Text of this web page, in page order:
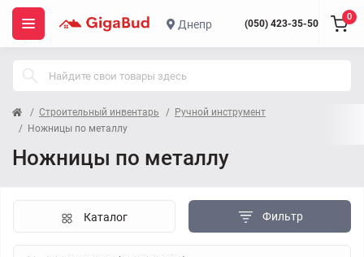
Днепр (050) 423-35-50
0
Строительный инвентарь
Ручной инструмент
Ножницы по металлу
Ножницы по металлу
Фильтр
Каталог